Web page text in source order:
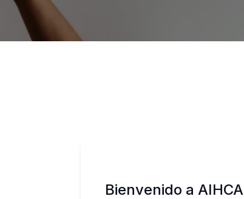
Bienvenido a AIHCA